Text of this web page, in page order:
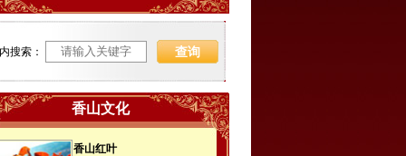
搜索：
香山文化
香山红叶